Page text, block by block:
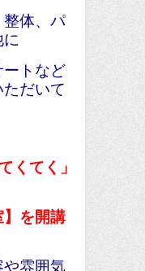
体、パ
に
トなど
だいて
くてく」
】を開講
雰囲気